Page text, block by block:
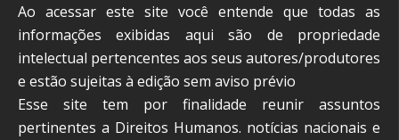
Ao acessar este site você entende que todas as
informações exibidas aqui são de propriedade
intelectual pertencentes aos seus autores/produtores
e estão sujeitas à edição sem aviso prévio
Esse site tem por finalidade reunir assuntos
pertinentes a Direitos Humanos. notícias nacionais e